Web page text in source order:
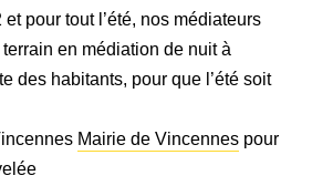
pour tout l’été, nos médiateurs
en médiation de nuit à
des habitants, pour que l’été soit
Mairie de Vincennes pour